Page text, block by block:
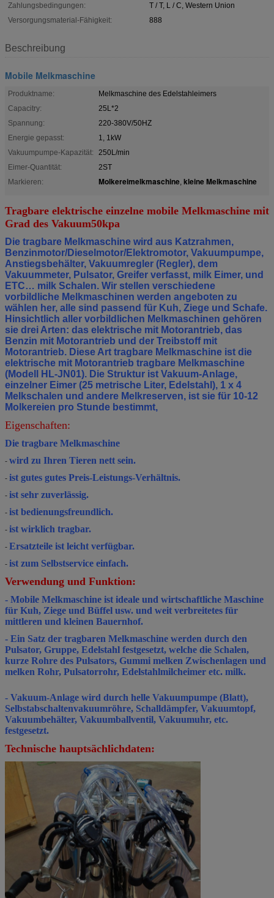
Zahlungsbedingungen:
T / T, L / C, Western Union
Versorgungsmaterial-Fähigkeit:
888
Beschreibung
Mobile Melkmaschine
Produktname:
Melkmaschine des Edelstahleimers
Capacitry:
25L*2
Spannung:
220-380V/50HZ
Energie gepasst:
1, 1kW
Vakuumpumpe-Kapazität:
250L/min
Eimer-Quantität:
2ST
Markieren:
Molkereimelkmaschine, kleine Melkmaschine
Tragbare elektrische einzelne mobile Melkmaschine mit
Grad des Vakuum50kpa
Die tragbare Melkmaschine wird aus Katzrahmen,
Benzinmotor/Dieselmotor/Elektromotor, Vakuumpumpe,
Anstiegsbehälter, Vakuumregler (Regler), dem
Vakuummeter, Pulsator, Greifer verfasst, milk Eimer, und
ETC… milk Schalen. Wir stellen verschiedene
vorbildliche Melkmaschinen werden angeboten zu
wählen her, alle sind passend für Kuh, Ziege und Schafe.
Hinsichtlich aller vorbildlichen Melkmaschinen gehören
sie drei Arten: das elektrische mit Motorantrieb, das
Benzin mit Motorantrieb und der Treibstoff mit
Motorantrieb. Diese Art tragbare Melkmaschine ist die
elektrische mit Motorantrieb tragbare Melkmaschine
(Modell HL-JN01). Die Struktur ist Vakuum-Anlage,
einzelner Eimer (25 metrische Liter, Edelstahl), 1 x 4
Melkschalen und andere Melkreserven, ist sie für 10-12
Molkereien pro Stunde bestimmt,
Eigenschaften:
Die tragbare Melkmaschine
- wird zu Ihren Tieren nett sein.
- ist gutes gutes Preis-Leistungs-Verhältnis.
- ist sehr zuverlässig.
- ist bedienungsfreundlich.
- ist wirklich tragbar.
- Ersatzteile ist leicht verfügbar.
- ist zum Selbstservice einfach.
Verwendung und Funktion:
- Mobile Melkmaschine ist ideale und wirtschaftliche Maschine
für Kuh, Ziege und Büffel usw. und weit verbreitetes für
mittleren und kleinen Bauernhof.
- Ein Satz der tragbaren Melkmaschine werden durch den
Pulsator, Gruppe, Edelstahl festgesetzt, welche die Schalen,
kurze Rohre des Pulsators, Gummi melken Zwischenlagen und
melken Rohr, Pulsatorrohr, Edelstahlmilcheimer etc. milk.
- Vakuum-Anlage wird durch helle Vakuumpumpe (Blatt),
Selbstabschaltenvakuumröhre, Schalldämpfer, Vakuumtopf,
Vakuumbehälter, Vakuumballventil, Vakuumuhr, etc.
festgesetzt.
Technische hauptsächlichdaten: